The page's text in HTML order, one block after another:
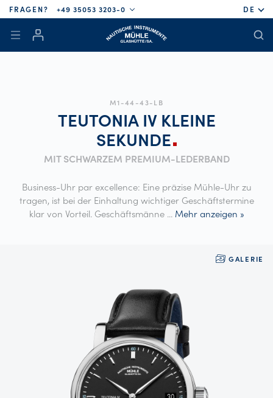
FRAGEN? +49 35053 3203-0 DE
M1-44-43-LB
TEUTONIA IV KLEINE
SEKUNDE
MIT SCHWARZEM PREMIUM-LEDERBAND
Business-Uhr par excellence: Eine präzise Mühle-Uhr zu
tragen, ist bei der Einhaltung wichtiger Geschäftstermine
klar von Vorteil. Geschäftsmänne ... Mehr anzeigen »
GALERIE